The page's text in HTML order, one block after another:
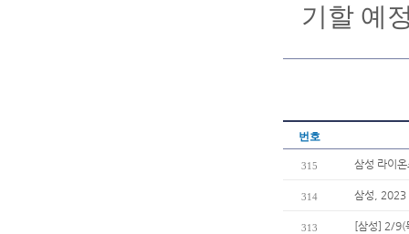
기할 예
번호
315 삼성 라이
314 삼성, 2023
313 [삼성] 2/9(